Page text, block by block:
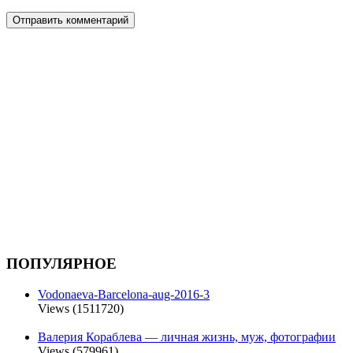
ПОПУЛЯРНОЕ
Vodonaeva-Barcelona-aug-2016-3
Views (1511720)
Валерия Кораблева — личная жизнь, муж, фотографии